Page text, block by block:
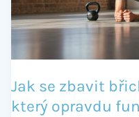
Jak se zbavit
který opravdu
který